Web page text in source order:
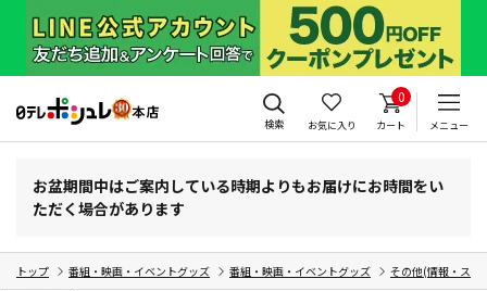
検索 お気に入り
0
カート メニュー
お盆期間中はご案内している時期よりもお届けにお時間をい
ただく場合があります
トップ 番組・映画・イベントグッズ 番組・映画・イベントグッズ その他(情報・スポ